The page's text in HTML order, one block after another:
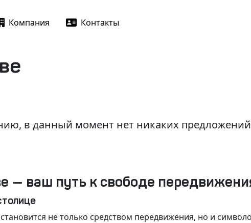
Компания Контакты
в данный момент нет никаких предложений
— ваш путь к свободе
не только средством передвижения, но и